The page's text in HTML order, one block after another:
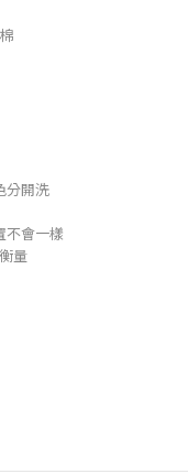
分開洗
不會一樣
量